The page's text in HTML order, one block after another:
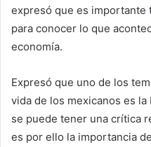
expresó que es importante
para conocer lo que
economía.
Expresó que uno de los
vida de los mexicanos es
se puede tener una crítica
es por ello la importancia